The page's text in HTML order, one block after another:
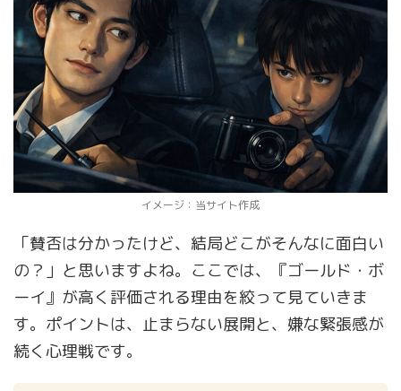
イメージ：当サイト作成
「賛否は分かったけど、結局どこがそんなに面白い
の？」と思いますよね。ここでは、『ゴールド・ボ
ーイ』が高く評価される理由を絞って見ていきま
す。ポイントは、止まらない展開と、嫌な緊張感が
続く心理戦です。